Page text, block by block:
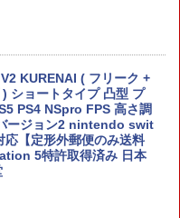
2 Switch2 ケース 有機E
れ 名前入れ 本体 スイッ
堂 ニンテンドー 保護 カバ
パクト 収納
KURENAI ( フリーク +
ショートタイプ 凸型 プ
PS4 NSpro FPS 高さ調
ージョン2 nintendo swit
【定形外郵便のみ送料
5特許取得済み 日本